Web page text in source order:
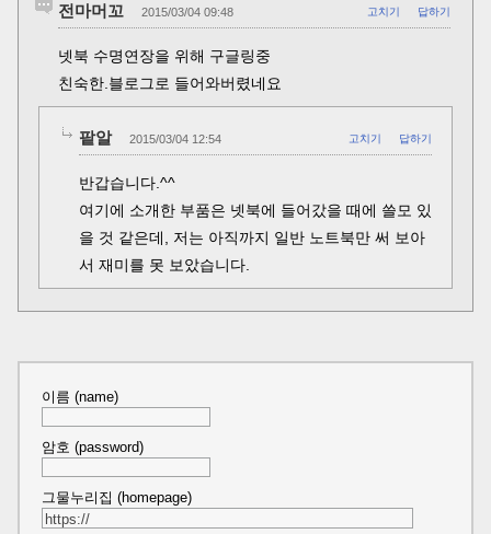
전마머꼬 2015/03/04 09:48 고치기 답하기
넷북 수명연장을 위해 구글링중
친숙한.블로그로 들어와버렸네요
팥알 2015/03/04 12:54 고치기 답하기
반갑습니다.^^
여기에 소개한 부품은 넷북에 들어갔을 때에 쓸모 있
을 것 같은데, 저는 아직까지 일반 노트북만 써 보아
서 재미를 못 보았습니다.
이름 (name)
암호 (password)
그물누리집 (homepage)